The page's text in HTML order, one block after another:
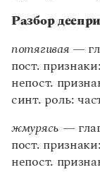
/ -е
Глагол
Вид как
Разбор
потягивая —
пост.
непост.
синт. роль:
жмурясь —
пост.
непост.